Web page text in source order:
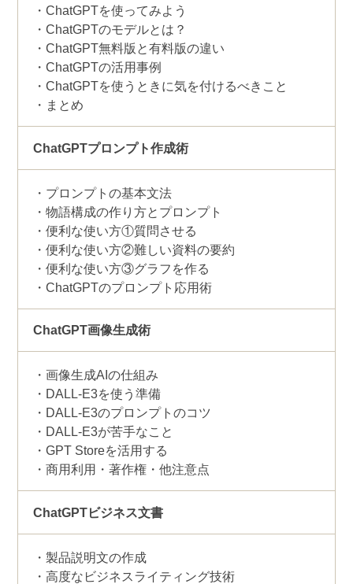
ChatGPTを使ってみよう
ChatGPTのモデルとは？
ChatGPT無料版と有料版の違い
ChatGPTの活用事例
ChatGPTを使うときに気を付けるべきこと
まとめ
ChatGPTプロンプト作成術
プロンプトの基本文法
物語構成の作り方とプロンプト
便利な使い方①質問させる
便利な使い方②難しい資料の要約
便利な使い方③グラフを作る
ChatGPTのプロンプト応用術
ChatGPT画像生成術
画像生成AIの仕組み
DALL-E3を使う準備
DALL-E3のプロンプトのコツ
DALL-E3が苦手なこと
GPT Storeを活用する
商用利用・著作権・他注意点
ChatGPTビジネス文書
製品説明文の作成
高度なビジネスライティング技術